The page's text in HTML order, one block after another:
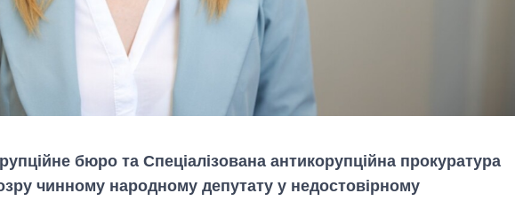
бюро та Спеціалізована антикорупційна прокуратура
чинному народному депутату у недостовірному